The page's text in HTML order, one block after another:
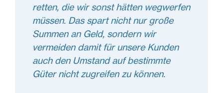
retten, die wir sonst hätten wegwerfen
müssen. Das spart nicht nur große
Summen an Geld, sondern wir
vermeiden damit für unsere Kunden
auch den Umstand auf bestimmte
Güter nicht zugreifen zu können.